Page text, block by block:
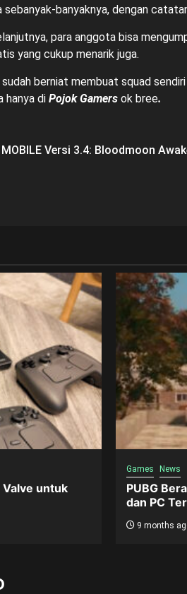
sebanyak-banyaknya, dengan
para anggota bisa
yang cukup menarik juga.
sudah berniat membuat squad
hanya di Pojok Gamers ok bree.
Versi 3.4: Bloodmoon
untuk
Games News
PUBG
dan PC
9 months